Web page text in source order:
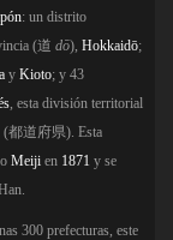
: un distrito
(道 dō), Hokkaidō;
y Kioto; y 43
, esta división territorial
(都道府県). Esta
Meiji en 1871 y se
300 prefecturas, este